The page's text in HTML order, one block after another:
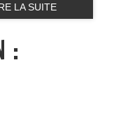
LA SUITE
: